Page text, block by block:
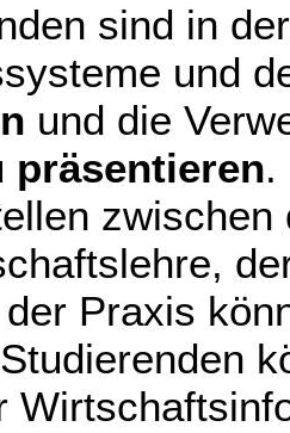
sind in
und
und die
präsentieren.
Praxis